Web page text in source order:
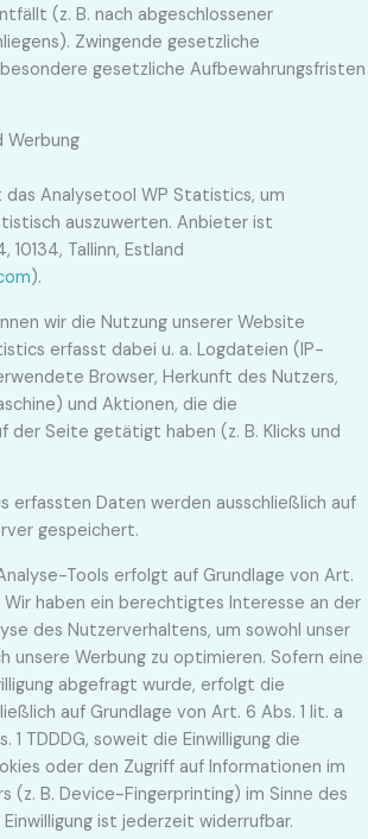
(z. B. nach abgeschlossener
Zwingende gesetzliche
gesetzliche Aufbewahrungsfristen
Werbung
Analysetool WP Statistics, um
auszuwerten. Anbieter ist
10134, Tallinn, Estland
).
wir die Nutzung unserer Website
erfasst dabei u. a. Logdateien (IP-
Browser, Herkunft des Nutzers,
und Aktionen, die die
der Seite getätigt haben (z. B. Klicks und
erfassten Daten werden ausschließlich auf
gespeichert.
Tools erfolgt auf Grundlage von Art.
Wir haben ein berechtigtes Interesse an der
des Nutzerverhaltens, um sowohl unser
unsere Werbung zu optimieren. Sofern eine
abgefragt wurde, erfolgt die
auf Grundlage von Art. 6 Abs. 1 lit. a
1 TDDDG, soweit die Einwilligung die
oder den Zugriff auf Informationen im
(z. B. Device-Fingerprinting) im Sinne des
ist jederzeit widerrufbar.